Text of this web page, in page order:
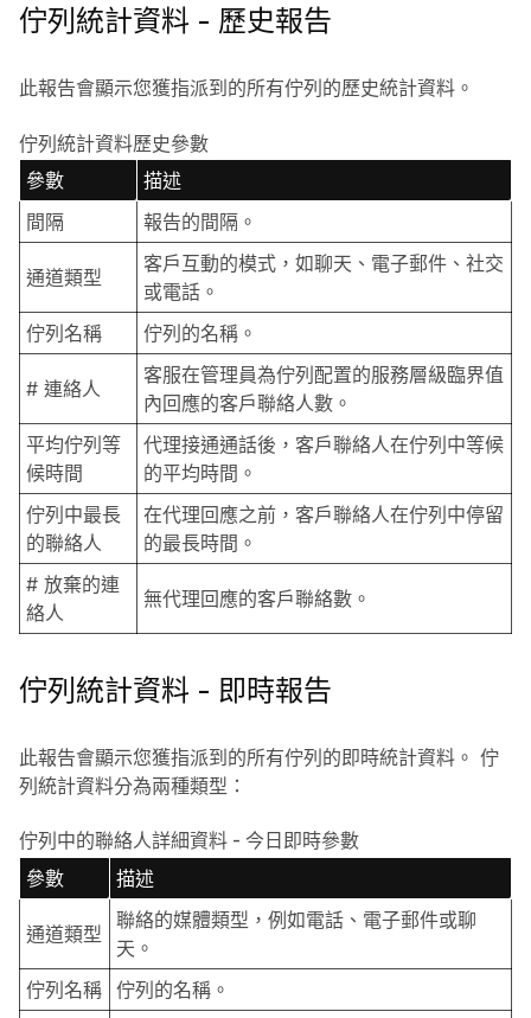
佇列統計資料 - 歷史報告
此報告會顯示您獲指派到的所有佇列的歷史統計資料。
佇列統計資料歷史參數
參數
描述
間隔
報告的間隔。
通道類型
客戶互動的模式，如聊天、電子郵件、社交
或電話。
佇列名稱
佇列的名稱。
# 連絡人
客服在管理員為佇列配置的服務層級臨界值
內回應的客戶聯絡人數。
平均佇列等
候時間
代理接通通話後，客戶聯絡人在佇列中等候
的平均時間。
佇列中最長
的聯絡人
在代理回應之前，客戶聯絡人在佇列中停留
的最長時間。
# 放棄的連
絡人
無代理回應的客戶聯絡數。
佇列統計資料 - 即時報告
此報告會顯示您獲指派到的所有佇列的即時統計資料。 佇
列統計資料分為兩種類型：
佇列中的聯絡人詳細資料 - 今日即時參數
參數
描述
通道類型
聯絡的媒體類型，例如電話、電子郵件或聊
天。
佇列名稱 佇列的名稱。